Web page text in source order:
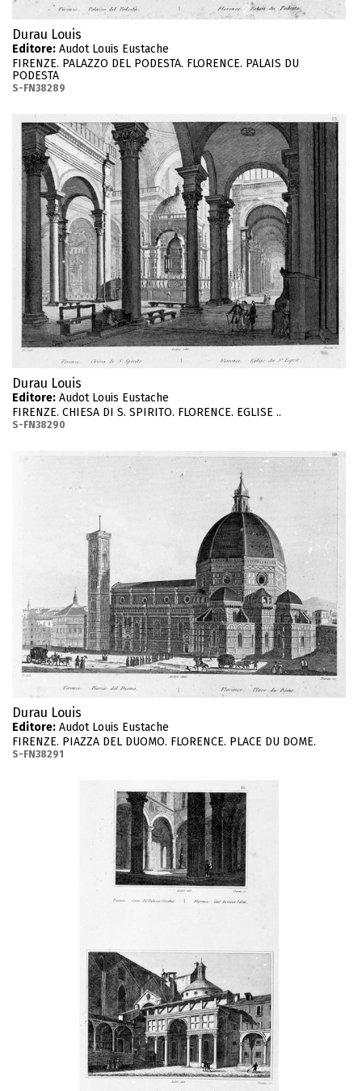
Durau Louis
Editore: Audot Louis Eustache
FIRENZE. PALAZZO DEL PODESTA. FLORENCE. PALAIS DU
PODESTA
S-FN38289
Durau Louis
Editore: Audot Louis Eustache
FIRENZE. CHIESA DI S. SPIRITO. FLORENCE. EGLISE ..
S-FN38290
Durau Louis
Editore: Audot Louis Eustache
FIRENZE. PIAZZA DEL DUOMO. FLORENCE. PLACE DU DOME.
S-FN38291